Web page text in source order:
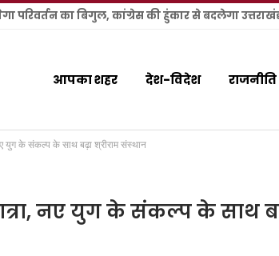
परिवर्तन का बिगुल, कांग्रेस की हुंकार से बदलेगा
आपका शहर देश-विदेश राजनीति
नए युग के संकल्प के साथ बढ़ा श्रीराम संस्थान
नए युग के संकल्प के साथ